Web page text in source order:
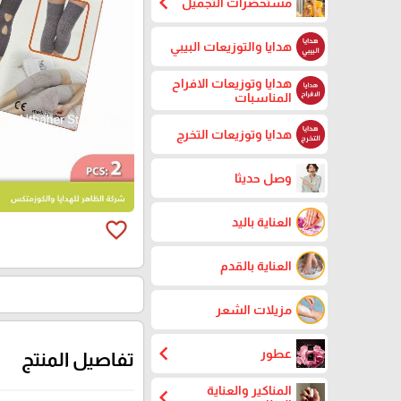
هدايا والتوزيعات البيبي
هدايا وتوزيعات الافراح
المناسبات
هدايا وتوزيعات التخرج
وصل حديثا
العناية باليد
العناية بالقدم
مزيلات الشعر
عطور chevron_left
المناكير والعناية
favorite_border
تفاصيل المنتج